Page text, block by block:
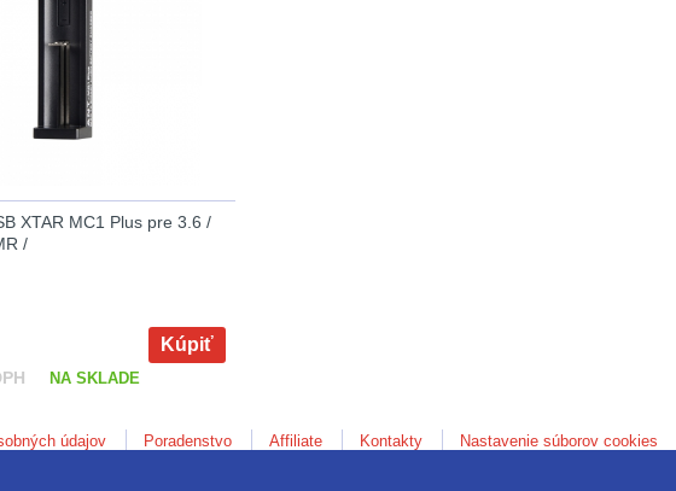
XTAR MC1 Plus pre 3.6 /
/
Kúpiť
NA SKLADE
údajov Poradenstvo Affiliate Kontakty Nastavenie súborov cookies